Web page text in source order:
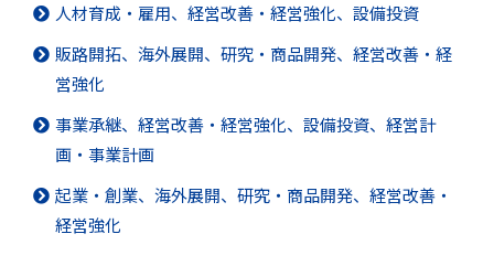
人材育成・雇用、経営改善・経営強化、設備投資
販路開拓、海外展開、研究・商品開発、経営改善・経
営強化
事業承継、経営改善・経営強化、設備投資、経営計
画・事業計画
起業・創業、海外展開、研究・商品開発、経営改善・
経営強化